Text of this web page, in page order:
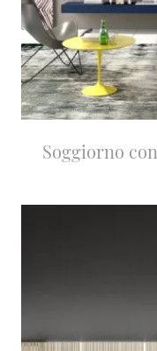
Soggiorno